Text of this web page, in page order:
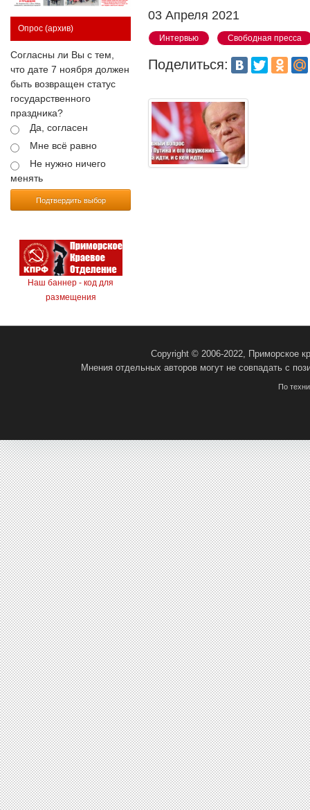
Опрос (архив)
Согласны ли Вы с тем,
что дате 7 ноября должен
быть возвращен статус
государственного
праздника?
Да, согласен
Мне всё равно
Не нужно ничего
менять
Подтвердить выбор
Наш баннер - код для
размещения
03 Апреля 2021
Интервью Свободная пресса
Поделиться:
Copyright © 2006-2022, Приморское
Мнения отдельных авторов могут не совпадать с
По